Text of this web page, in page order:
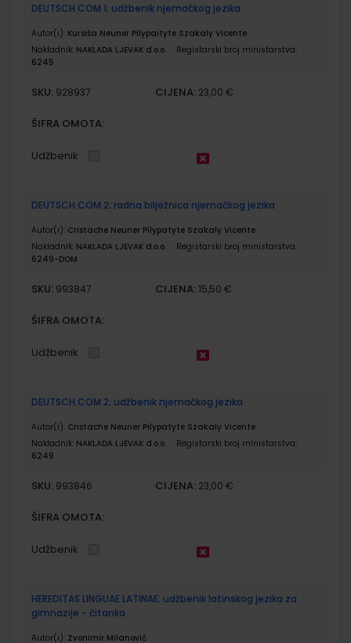
DEUTSCH.COM 1; udžbenik njemačkog jezika
Autor(i): Kursiša Neuner Pilypaityte Szakaly Vicente
Nakladnik: NAKLADA LJEVAK d.o.o.
Registarski broj ministarstva:
6245
SKU: 928937 CIJENA: 23,00 €
ŠIFRA OMOTA:
Udžbenik
DEUTSCH.COM 2; radna bilježnica njemačkog jezika
Autor(i): Cristache Neuner Pilypatyte Szakaly Vicente
Nakladnik: NAKLADA LJEVAK d.o.o.
Registarski broj ministarstva:
6249-DOM
SKU: 993847 CIJENA: 15,50 €
ŠIFRA OMOTA:
Udžbenik
DEUTSCH.COM 2; udžbenik njemačkog jezika
Autor(i): Cristache Neuner Pilypatyte Szakaly Vicente
Nakladnik: NAKLADA LJEVAK d.o.o.
Registarski broj ministarstva:
6249
SKU: 993846 CIJENA: 23,00 €
ŠIFRA OMOTA:
Udžbenik
HEREDITAS LINGUAE LATINAE; udžbenik latinskog jezika za
gimnazije - čitanka
Autor(i): Zvonimir Milanović